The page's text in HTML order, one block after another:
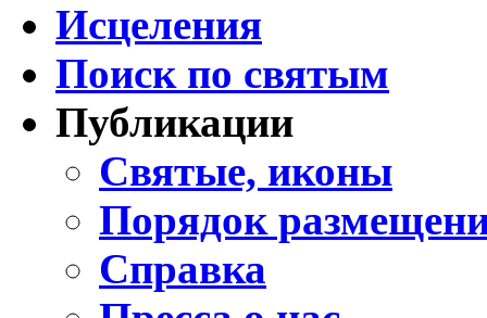
Исцеления
Поиск по святым
Публикации
Святые, иконы
Порядок
Справка